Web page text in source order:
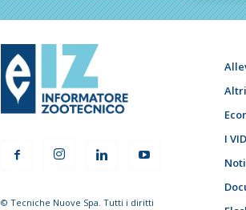
© Tecniche Nuove Spa. Tutti i diritti
I